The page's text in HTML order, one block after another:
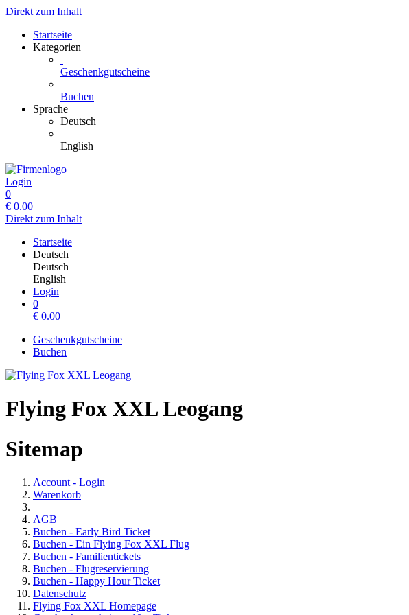
Direkt zum Inhalt
Startseite
Kategorien
Geschenkgutscheine
Buchen
Sprache
Deutsch
English
Login
0
€ 0.00
Direkt zum Inhalt
Startseite
Deutsch
Deutsch
English
Login
0
€ 0.00
Geschenkgutscheine
Buchen
Flying Fox XXL Leogang
Sitemap
Account - Login
Warenkorb
AGB
Buchen - Early Bird Ticket
Buchen - Ein Flying Fox XXL Flug
Buchen - Familientickets
Buchen - Flugreservierung
Buchen - Happy Hour Ticket
Datenschutz
Flying Fox XXL Homepage